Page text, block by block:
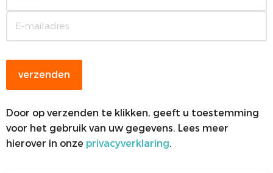
Door op verzenden te klikken, geeft u toestemming
voor het gebruik van uw gegevens. Lees meer
hierover in onze privacyverklaring.